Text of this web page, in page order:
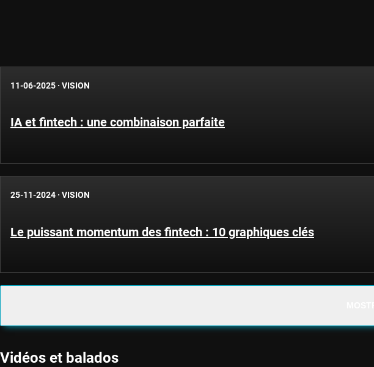
11-06-2025 · VISION
IA et fintech : une combinaison parfaite
25-11-2024 · VISION
Le puissant momentum des fintech : 10 graphiques clés
Vidéos et balados